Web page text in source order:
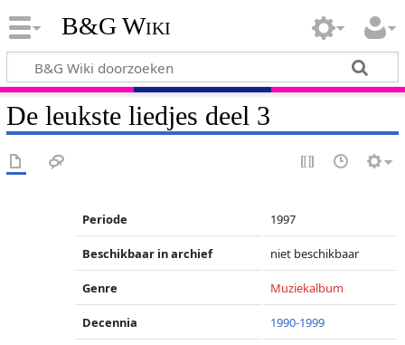
B&G Wiki
De leukste liedjes deel 3
Periode 1997
Beschikbaar in archief niet beschikbaar
Genre Muziekalbum
Decennia 1990-1999